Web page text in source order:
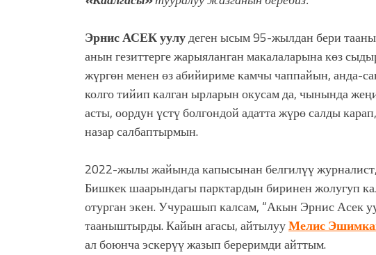
Эрнис АСЕК уулудеген ысым 95-жылдан бери
анын гезиттерге жарыяланган макалаларына көз
жүргөн менен өз абийириме камчы чаппайын, анда-
колго тийип калган ырларын окусам да, чынында
асты, оордун үстү болгондой адатта жүрө салды
назар салбаптырмын.
2022-жылы жайында капысынан белгилүү
Бишкек шаарындагы парктардын биринен жолугуп
отурган экен. Учурашып калсам, “Акын Эрнис Асек
тааныштырды. Кайын агасы, айтылууМелис
ал боюнча эскерүү жазып береримди айттым.